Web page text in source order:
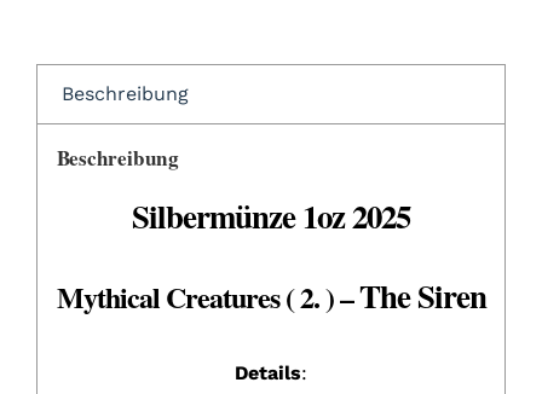
Beschreibung
Beschreibung
Silbermünze 1oz 2025
Mythical Creatures ( 2. ) –The Siren
Details: